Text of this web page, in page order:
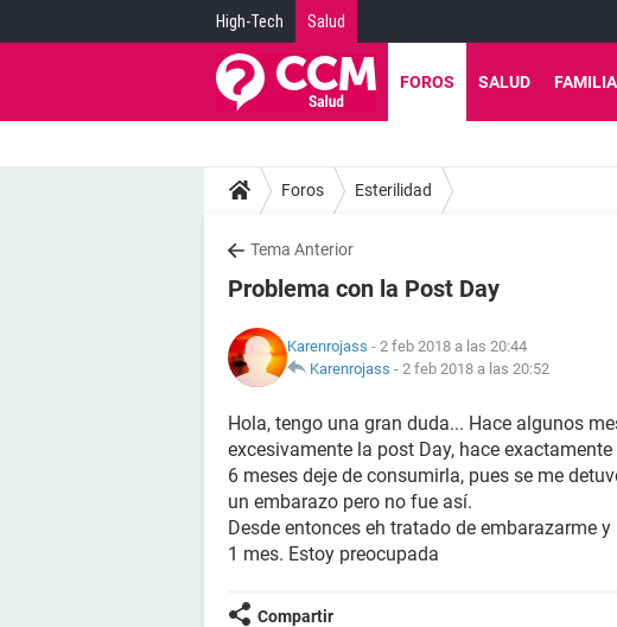
High-Tech Salud
FOROS SALUD FAMILIA
Foros Esterilidad
Tema Anterior
Problema con la Post Day
Karenrojass - 2 feb 2018 a las 20:44
Karenrojass - 2 feb 2018 a las 20:52
Hola, tengo una gran duda... Hace algunos
excesivamente la post Day, hace exactamente
6 meses deje de consumirla, pues se me
un embarazo pero no fue así.
Desde entonces eh tratado de embarazarme
1 mes. Estoy preocupada
Compartir